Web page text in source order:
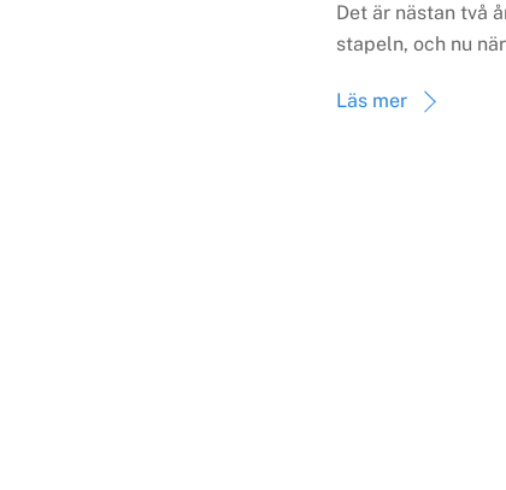
Det är nästan två
stapeln, och nu
Läs mer